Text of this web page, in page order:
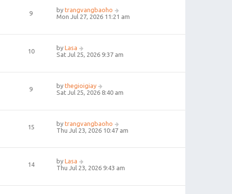
9 by trangvangbaoho
Mon Jul 27, 2026 11:21 am
10 by Lasa
Sat Jul 25, 2026 9:37 am
9 by thegioigiay
Sat Jul 25, 2026 8:40 am
15 by trangvangbaoho
Thu Jul 23, 2026 10:47 am
14 by Lasa
Thu Jul 23, 2026 9:43 am